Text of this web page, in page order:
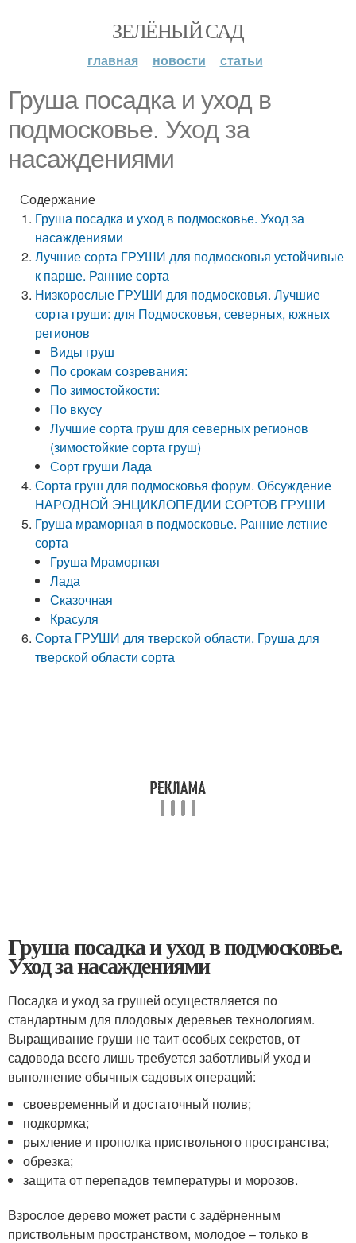
ЗЕЛЁНЫЙ САД
главная новости статьи
Груша посадка и уход в
подмосковье. Уход за
насаждениями
Содержание
Груша посадка и уход в подмосковье. Уход за
насаждениями
Лучшие сорта ГРУШИ для подмосковья устойчивые
к парше. Ранние сорта
Низкорослые ГРУШИ для подмосковья. Лучшие
сорта груши: для Подмосковья, северных, южных
регионов
Виды груш
По срокам созревания:
По зимостойкости:
По вкусу
Лучшие сорта груш для северных регионов
(зимостойкие сорта груш)
Сорт груши Лада
Сорта груш для подмосковья форум. Обсуждение
НАРОДНОЙ ЭНЦИКЛОПЕДИИ СОРТОВ ГРУШИ
Груша мраморная в подмосковье. Ранние летние
сорта
Груша Мраморная
Лада
Сказочная
Красуля
Сорта ГРУШИ для тверской области. Груша для
тверской области сорта
Груша посадка и уход в подмосковье.
Уход за насаждениями
Посадка и уход за грушей осуществляется по
стандартным для плодовых деревьев технологиям.
Выращивание груши не таит особых секретов, от
садовода всего лишь требуется заботливый уход и
выполнение обычных садовых операций:
своевременный и достаточный полив;
подкормка;
рыхление и прополка приствольного пространства;
обрезка;
защита от перепадов температуры и морозов.
Взрослое дерево может расти с задёрненным
приствольным пространством, молодое – только в